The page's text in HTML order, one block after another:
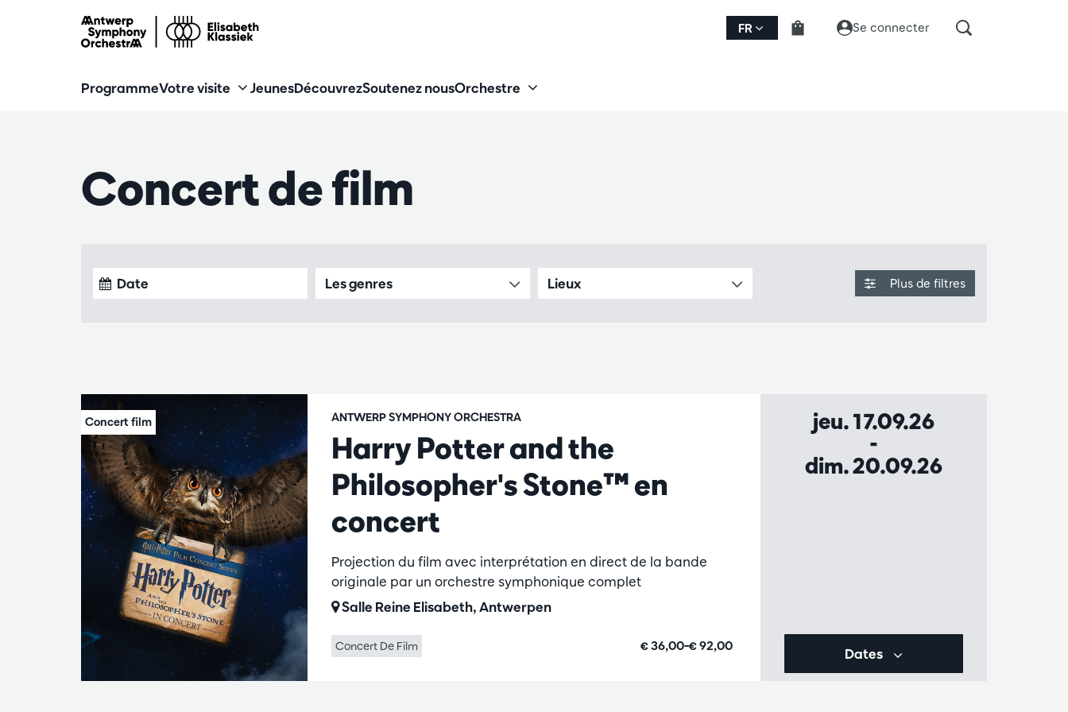
FR Se connecter
ProgrammeVotre visite JeunesDécouvrezSoutenez nousOrchestre
Concert de film
Les genres Lieux Plus de filtres
Harry Potter and the
Philosopher's Stone™ en
concert
ANTWERP SYMPHONY ORCHESTRA
Projection du film avec interprétation en direct de la bande
originale par un orchestre symphonique complet
Salle Reine Elisabeth, Antwerpen
Concert De Film € 36,00–€ 92,00
jeu. 17.09.26
-
dim. 20.09.26
Dates